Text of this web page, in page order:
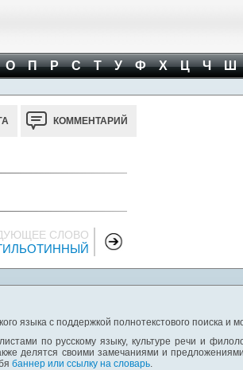
О П Р С Т У Ф Х Ц Ч Ш
КОММЕНТАРИЙ
СЛОВО
языка с поддержкой полнотекстового поиска и
по русскому языку, культуре речи и
делятся своими замечаниями и
баннер или ссылку на словарь.